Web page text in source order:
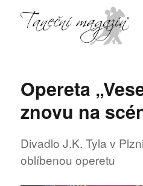
Opereta
znovu na
Divadlo J.K. Tyla v
oblíbenou operetu